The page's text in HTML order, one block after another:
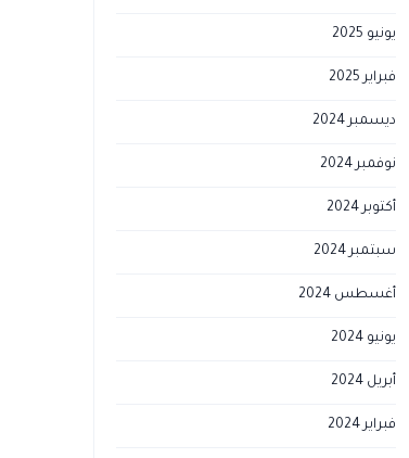
يونيو 2025
فبراير 2025
ديسمبر 2024
نوفمبر 2024
أكتوبر 2024
سبتمبر 2024
أغسطس 2024
يونيو 2024
أبريل 2024
فبراير 2024